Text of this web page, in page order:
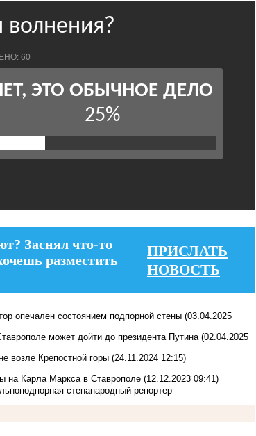
Заснял что-то
разместить
ПРИСЛАТЬ
НОВОСТЬ
опечален состоянием подпорной стены (03.04.2025
может дойти до президента Путина (02.04.2025
возле Крепостной горы (24.11.2024 12:15)
на Карла Маркса в Ставрополе (12.12.2023 09:41)
подпорная стенанародный репортер